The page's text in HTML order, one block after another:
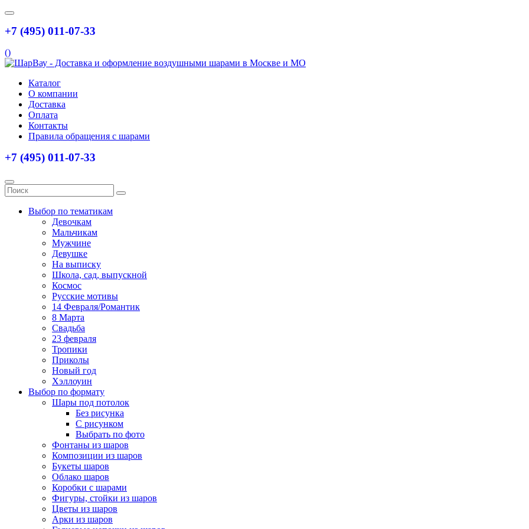
+7 (495) 011-07-33
()
Каталог
О компании
Доставка
Оплата
Контакты
Правила обращения с шарами
+7 (495) 011-07-33
Выбор по тематикам
Девочкам
Мальчикам
Мужчине
Девушке
На выписку
Школа, сад, выпускной
Космос
Русские мотивы
14 Февраля/Романтик
8 Марта
Свадьба
23 февраля
Тропики
Приколы
Новый год
Хэллоуин
Выбор по формату
Шары под потолок
Без рисунка
С рисунком
Выбрать по фото
Фонтаны из шаров
Композиции из шаров
Букеты шаров
Облако шаров
Коробки с шарами
Фигуры, стойки из шаров
Цветы из шаров
Арки из шаров